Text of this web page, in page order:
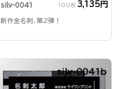
silv-0041 100枚 3,135円
新作金名刺、第2弾！
silv-0041b